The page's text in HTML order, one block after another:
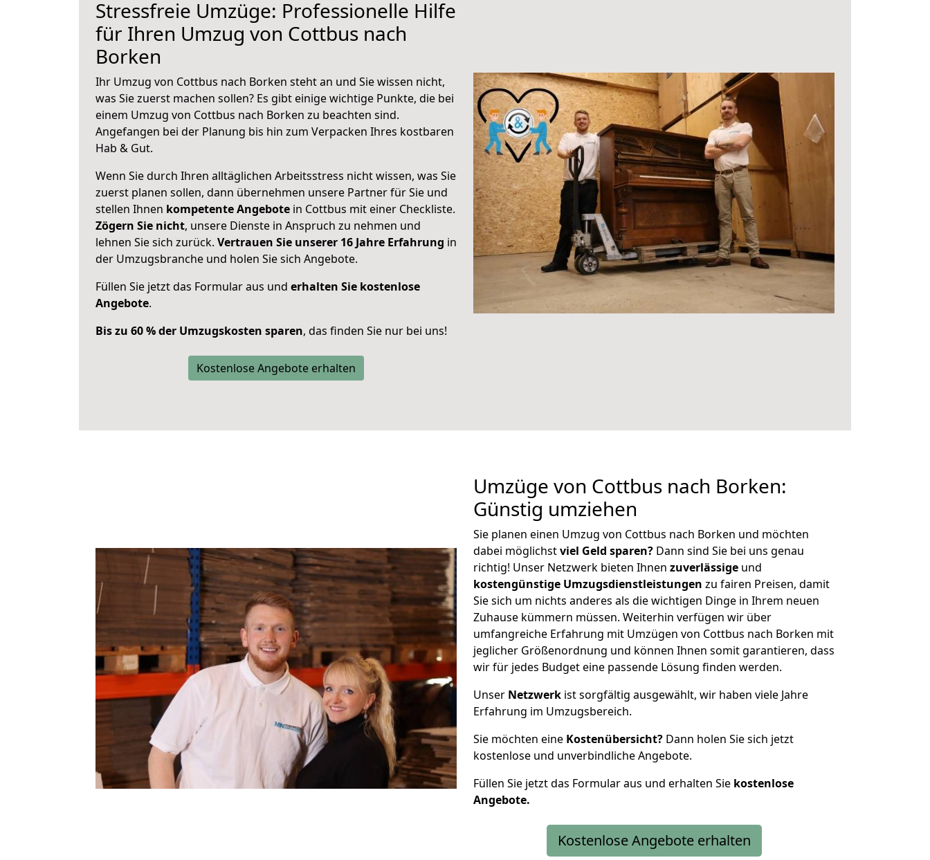
Stressfreie Umzüge: Professionelle Hilfe
für Ihren Umzug von Cottbus nach
Borken
Ihr Umzug von Cottbus nach Borken steht an und Sie wissen nicht,
was Sie zuerst machen sollen? Es gibt einige wichtige Punkte, die bei
einem Umzug von Cottbus nach Borken zu beachten sind.
Angefangen bei der Planung bis hin zum Verpacken Ihres kostbaren
Hab & Gut.
Wenn Sie durch Ihren alltäglichen Arbeitsstress nicht wissen, was Sie
zuerst planen sollen, dann übernehmen unsere Partner für Sie und
stellen Ihnen kompetente Angebote in Cottbus mit einer Checkliste.
Zögern Sie nicht, unsere Dienste in Anspruch zu nehmen und
lehnen Sie sich zurück. Vertrauen Sie unserer 16 Jahre Erfahrung in
der Umzugsbranche und holen Sie sich Angebote.
Füllen Sie jetzt das Formular aus und erhalten Sie kostenlose
Angebote.
Bis zu 60 % der Umzugskosten sparen, das finden Sie nur bei uns!
Kostenlose Angebote erhalten
Umzüge von Cottbus nach Borken:
Günstig umziehen
Sie planen einen Umzug von Cottbus nach Borken und möchten
dabei möglichstviel Geld sparen? Dann sind Sie bei uns genau
richtig! Unser Netzwerk bieten Ihnen zuverlässige und
kostengünstige Umzugsdienstleistungen zu fairen Preisen, damit
Sie sich um nichts anderes als die wichtigen Dinge in Ihrem neuen
Zuhause kümmern müssen. Weiterhin verfügen wir über
umfangreiche Erfahrung mit Umzügen von Cottbus nach Borken mit
jeglicher Größenordnung und können Ihnen somit garantieren, dass
wir für jedes Budget eine passende Lösung finden werden.
Unser Netzwerk ist sorgfältig ausgewählt, wir haben viele Jahre
Erfahrung im Umzugsbereich.
Sie möchten eine Kostenübersicht? Dann holen Sie sich jetzt
kostenlose und unverbindliche Angebote.
Füllen Sie jetzt das Formular aus und erhalten Sie kostenlose
Angebote.
Kostenlose Angebote erhalten